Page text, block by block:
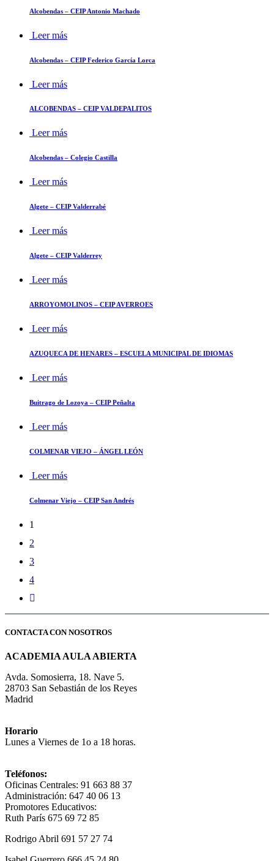
Alcobendas – CEIP Antonio Machado
Leer más
Alcobendas – CEIP Federico García Lorca
Leer más
ALCOBENDAS – CEIP VALDEPALITOS
Leer más
Alcobendas – Colegio Castilla
Leer más
Algete – CEIP Valderrabé
Leer más
Algete – CEIP Valderrey
Leer más
ARROYOMOLINOS – CEIP AVERROES
Leer más
AZUQUECA DE HENARES – ESCUELA MUNICIPAL DE IDIOMAS
Leer más
Buitrago de Lozoya – CEIP Peñalta
Leer más
COLMENAR VIEJO – ÁNGEL LEÓN
Leer más
Colmenar Viejo – CEIP San Andrés
1
2
3
4
CONTACTA CON NOSOTROS
ACADEMIA AULA ABIERTA
Avda. Somosierra, 18. Nave 5.
28703 San Sebastián de los Reyes
Madrid
Horario
Lunes a Viernes de 1o a 18 horas.
Teléfonos:
Oficinas Centrales: 91 663 88 37
Administración: 647 40 06 13
Promotores Educativos:
Ruth París 675 69 72 85
Rodrigo Abril 691 57 27 74